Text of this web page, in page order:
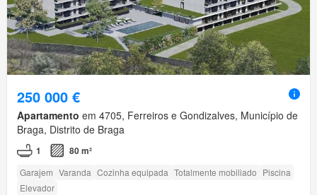
250 000 €
Apartamento em 4705, Ferreiros e Gondizalves, Município de
Braga, Distrito de Braga
1 80 m²
Garajem Varanda Cozinha equipada Totalmente mobiliado Piscina
Elevador